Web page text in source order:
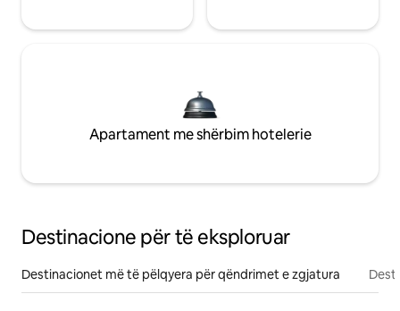
Apartament me shërbim hotelerie
Destinacione për të eksploruar
Destinacionet më të pëlqyera për qëndrimet e zgjatura